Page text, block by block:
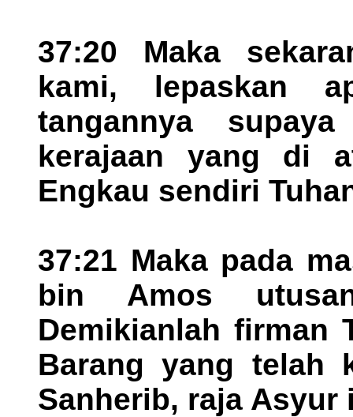
37:20 Maka
kami, lepaskan
tangannya
kerajaan yang di
Engkau sendiri
37:21 Maka pada
bin Amos
Demikianlah firman
Barang yang telah
Sanherib, raja Asyur